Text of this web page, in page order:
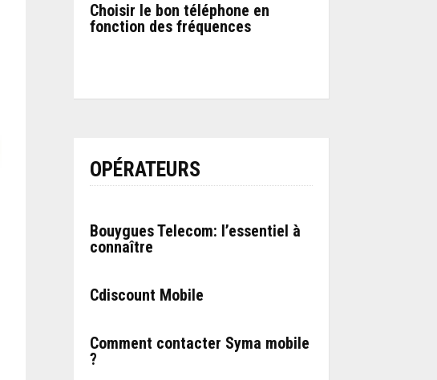
Choisir le bon téléphone en
fonction des fréquences
OPÉRATEURS
Bouygues Telecom: l’essentiel à
connaître
Cdiscount Mobile
Comment contacter Syma mobile
?